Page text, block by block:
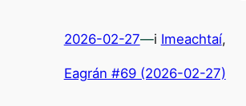
2026-02-27—i Imeachtaí,
Eagrán #69 (2026-02-27)